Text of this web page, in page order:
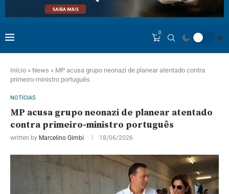
0
Início » News » MP acusa grupo neonazi de planear atentado contra
primeiro-ministro português
NOTÍCIAS
MP acusa grupo neonazi de planear atentado
contra primeiro-ministro português
written by Marcelino Gimbi 18/06/2026